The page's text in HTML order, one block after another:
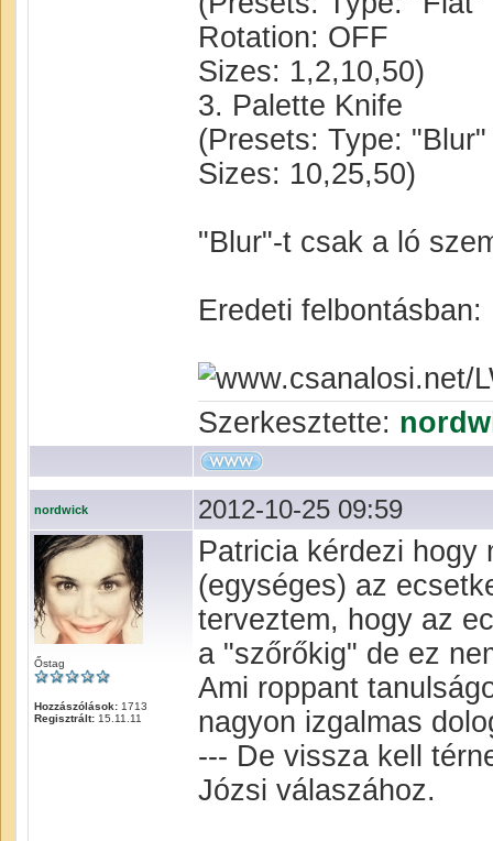
Rotation: OFF
Sizes: 1,2,10,50)
3. Palette Knife
(Presets: Type:
Sizes: 10,25,50)
"Blur"-t csak a ló
Eredeti felbontásban:
Szerkesztette:
nordwick 2012-10-25 09:59
Őstag
Hozzászólások: 1713
Regisztrált: 15.11.11
Patricia kérdezi hogy
(egységes) az
terveztem, hogy az
a "szőrőkig" de ez
Ami roppant
nagyon izgalmas
--- De vissza kell
Józsi válaszához.